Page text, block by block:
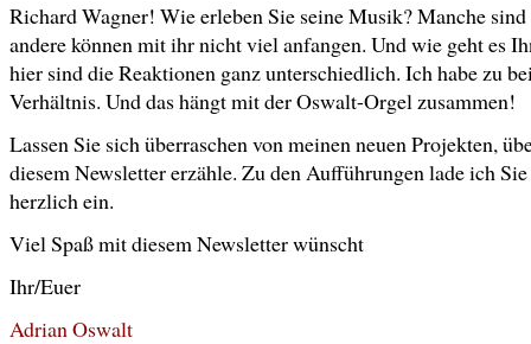
Richard Wagner! Wie erleben Sie seine Musik? Manche sind
andere können mit ihr nicht viel anfangen. Und wie geht es
hier sind die Reaktionen ganz unterschiedlich. Ich habe zu
Verhältnis. Und das hängt mit der Oswalt-Orgel zusammen!
Lassen Sie sich überraschen von meinen neuen Projekten,
diesem Newsletter erzähle. Zu den Aufführungen lade ich
herzlich ein.
Viel Spaß mit diesem Newsletter wünscht
Ihr/Euer
Adrian Oswalt